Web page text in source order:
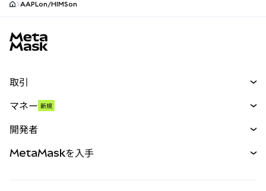
AAPLon/HIMSon
取引
パーペチュアル
RWA
マネー 新規
開発者
MetaMaskを入手